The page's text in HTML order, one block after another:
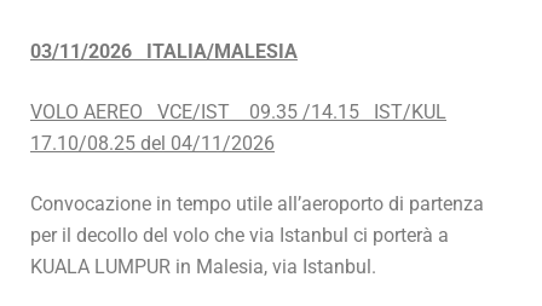
03/11/2026 ITALIA/MALESIA
VOLO AEREO VCE/IST 09.35 /14.15 IST/KUL
17.10/08.25 del 04/11/2026
Convocazione in tempo utile all’aeroporto di partenza
per il decollo del volo che via Istanbul ci porterà a
KUALA LUMPUR in Malesia, via Istanbul.